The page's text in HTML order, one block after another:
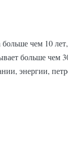
чем 10
больше чем
энергии,